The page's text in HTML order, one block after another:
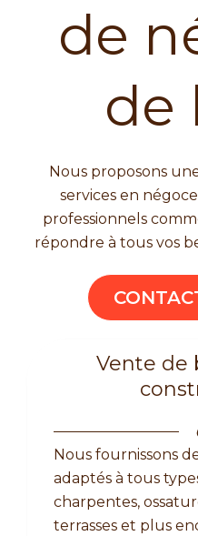
de
de
Nous proposons
services en
professionnels
répondre à tous vos
Vente de
Nous fournissons
adaptés à tous
charpentes,
terrasses et plus